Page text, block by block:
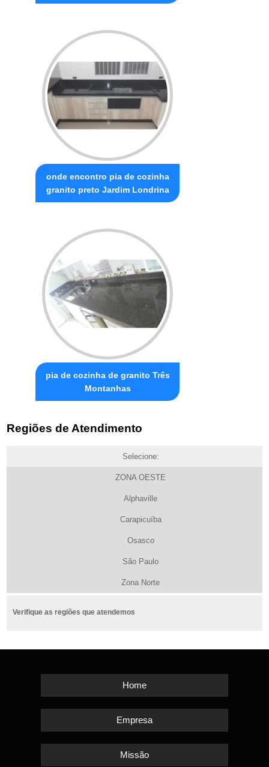
onde encontro pia de cozinha
granito preto Jardim Londrina
pia de cozinha de granito Três
Montanhas
Regiões de Atendimento
Selecione:
ZONA OESTE
Alphaville
Carapicuíba
Osasco
São Paulo
Zona Norte
Verifique as regiões que atendemos
Home
Empresa
Missão